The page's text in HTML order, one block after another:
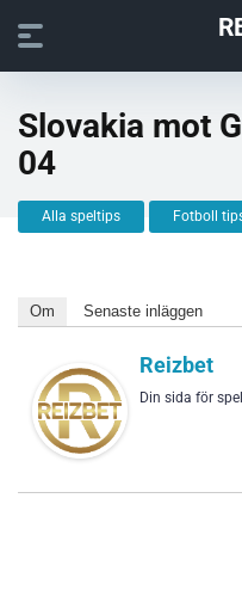
Slovakia mot
04
Alla speltips Fotboll
Om Senaste inläggen
Reizbet
Din sida för